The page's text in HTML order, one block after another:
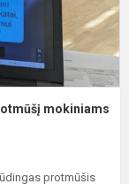
mokiniams
protmūšis